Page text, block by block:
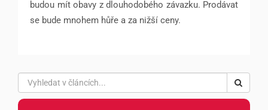
budou mít obavy z dlouhodobého závazku. Prodávat
se bude mnohem hůře a za nižší ceny.